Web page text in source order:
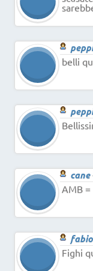
belli
cane
AMB =
Fighi